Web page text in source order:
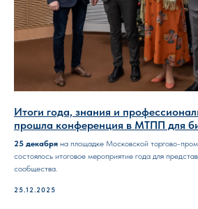
Итоги года, знания и
прошла конференция в МТПП для
25 декабря на площадке Московской торгово-
состоялось итоговое мероприятие года для
сообщества.
25.12.2025